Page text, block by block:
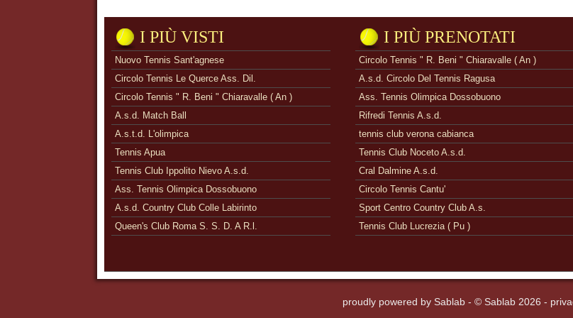
I PIÙ VISTI
Nuovo Tennis Sant'agnese
Circolo Tennis Le Querce Ass. Dil.
Circolo Tennis " R. Beni " Chiaravalle ( An )
A.s.d. Match Ball
A.s.t.d. L'olimpica
Tennis Apua
Tennis Club Ippolito Nievo A.s.d.
Ass. Tennis Olimpica Dossobuono
A.s.d. Country Club Colle Labirinto
Queen's Club Roma S. S. D. A R.l.
I PIÙ PRENOTATI
Circolo Tennis " R. Beni " Chiaravalle ( An )
A.s.d. Circolo Del Tennis Ragusa
Ass. Tennis Olimpica Dossobuono
Rifredi Tennis A.s.d.
tennis club verona cabianca
Tennis Club Noceto A.s.d.
Cral Dalmine A.s.d.
Circolo Tennis Cantu'
Sport Centro Country Club A.s.
Tennis Club Lucrezia ( Pu )
proudly powered by Sablab - © Sablab 2026 -